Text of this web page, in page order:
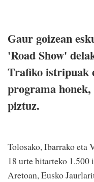
Gaur goizean
'Road Show'
Trafiko istripuak
programa
piztuz.
Tolosako, Ibarrako eta
18 urte bitarteko
Aretoan, Eusko